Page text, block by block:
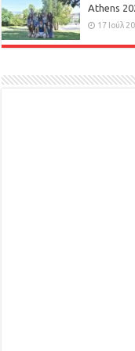
Athens
17 Ιούλ